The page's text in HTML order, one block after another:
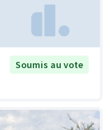
Soumis au vote